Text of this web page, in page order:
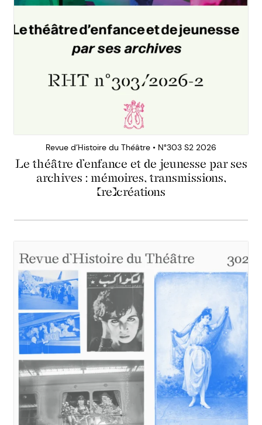
Revue d’Histoire du Théâtre • N°303 S2 2026
Le théâtre d’enfance et de jeunesse par ses
archives : mémoires, transmissions,
(re)créations